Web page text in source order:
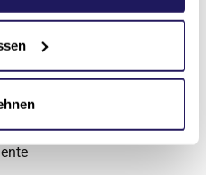
Versicherung